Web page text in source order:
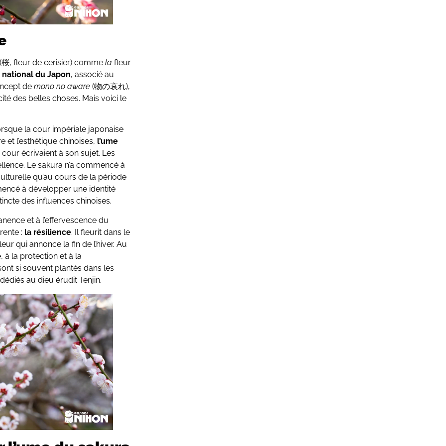
, fleur de cerisier) commelafleur
du Japon, associé au
demono no aware(物の哀れ),
des belles choses. Mais voici le
la cour impériale japonaise
l’esthétique chinoises, l’ume
écrivaient à son sujet. Les
Le sakura n’a commencé à
qu’au cours de la période
à développer une identité
des influences chinoises.
et à l’effervescence du
: la résilience. Il fleurit dans le
qui annonce la fin de l’hiver. Au
à la protection et à la
si souvent plantés dans les
au dieu érudit Tenjin.